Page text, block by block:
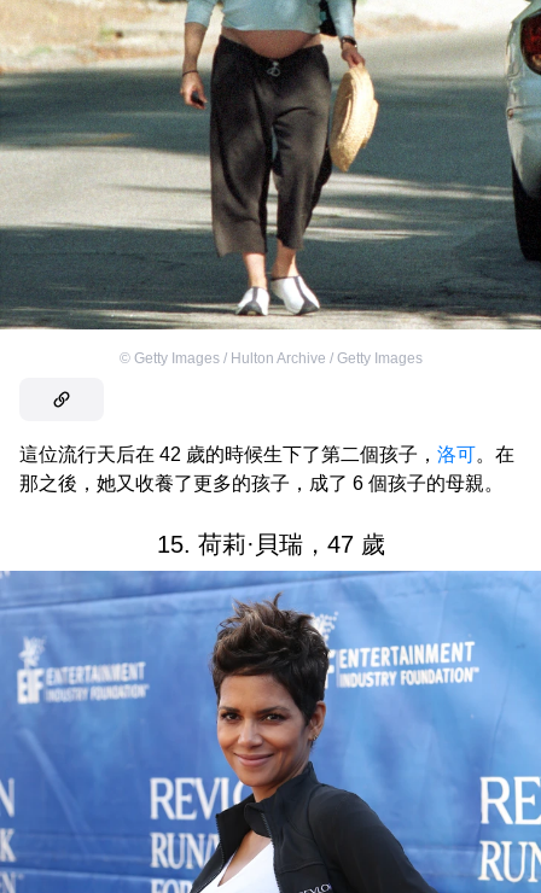
© Getty Images / Hulton Archive / Getty Images
這位流行天后在 42 歲的時候生下了第二個孩子， 洛可。在
那之後，她又收養了更多的孩子，成了 6 個孩子的母親。
15. 荷莉·貝瑞，47 歲